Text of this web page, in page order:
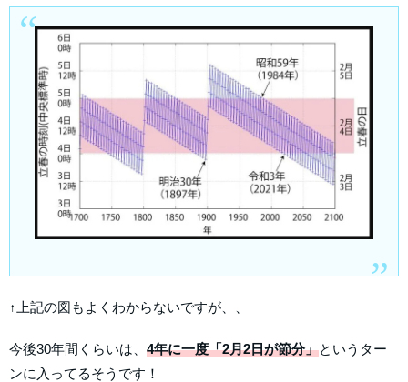
↑上記の図もよくわからないですが、、
今後30年間くらいは、 4年に一度「2月2日が節分」というター
ンに入ってるそうです！